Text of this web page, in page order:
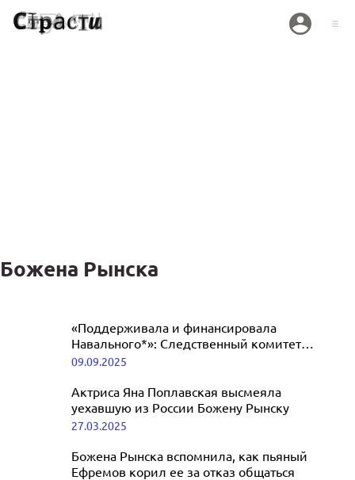
Божена Рынска
Божена Рынска добилась отдельной
платежки за ЖКУ по квартире
покойного мужа
«Поддерживала и финансировала
Навального*»: Следственный комитет
проверит блогера Божену Рынску
09.09.2025
Актриса Яна Поплавская высмеяла
уехавшую из России Божену Рынску
27.03.2025
Божена Рынска вспомнила, как пьяный
Ефремов корил ее за отказ общаться